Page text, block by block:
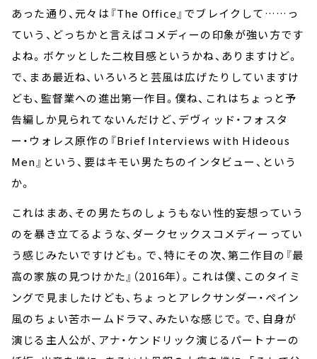
あった通り、元々は『The Office』でブレイクして……っ
ていう、どっちかと言えばコメディーの印象が強い方です
よね。ボケッとした二枚目感というかね、ありますけど。
で、まあ最近ね、いろいろと芸風は広げたりしていますけ
ども、監督業への進出第一作目。僕ね、これはちょっと予
告編しか見られてないんだけど、デヴィッド・フォスタ
ー・ウォレス原作の『Brief Interviews with Hideous
Men』という、要はキモい男たちのインタビュー、という
か。
これはまあ、その男たちのしょうもない性的妄想っていう
のを暴き立てるような、ダークセックスコメディーってい
う感じみたいですけども。で、特にその次、第二作目の『最
高の家族の見つけかた』（2016年）。これは僕、このタイミ
ングで見ましたけども、ちょっとアレクサンダー・ペイン
風のちょい苦ホームドラマ、みたいな感じで。で、自身が
演じる主人公が、アナ・ケンドリック演じるパートナーの